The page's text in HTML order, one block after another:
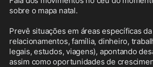
sobre o mapa natal.
Prevê situações em áreas específicas
relacionamentos, família, dinheiro,
legais, estudos, viagens), apontando
assim como oportunidades de